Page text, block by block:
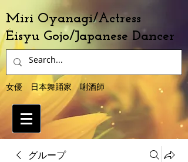
Miri Oyanagi/Actress
Eisyu Gojo/Japanese Dancer
女優 日本舞踊家 唎酒師
グループ